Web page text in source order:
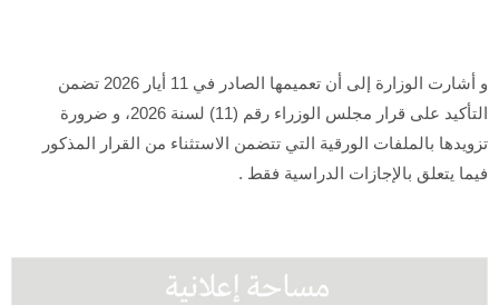
و أشارت الوزارة إلى أن تعميمها الصادر في 11 أيار 2026 تضمن
التأكيد على قرار مجلس الوزراء رقم (11) لسنة 2026، و ضرورة
تزويدها بالملفات الورقية التي تتضمن الاستثناء من القرار المذكور
فيما يتعلق بالإجازات الدراسية فقط .